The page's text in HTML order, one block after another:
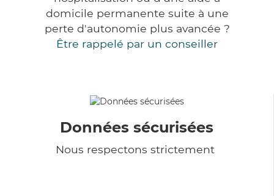
domicile permanente suite à une
perte d'autonomie plus avancée ?
Être rappelé par un conseiller
Données sécurisées
Nous respectons strictement